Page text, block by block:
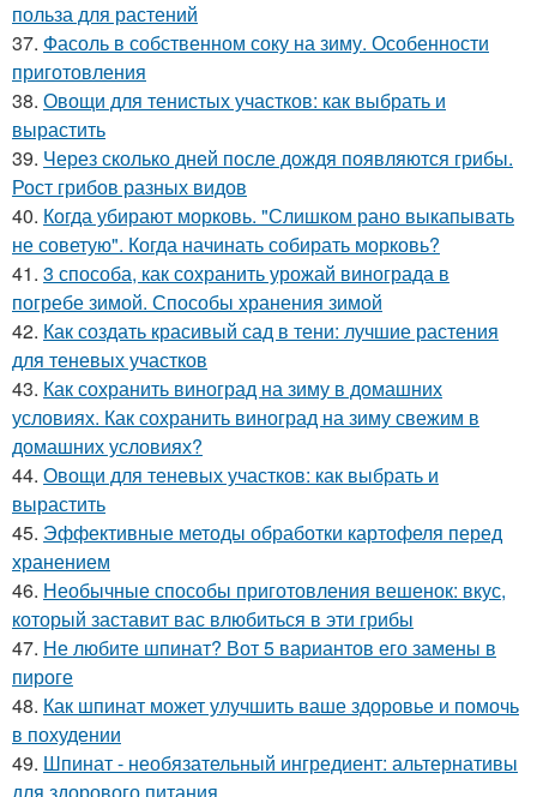
польза для растений
37. Фасоль в собственном соку на зиму. Особенности
приготовления
38. Овощи для тенистых участков: как выбрать и
вырастить
39. Через сколько дней после дождя появляются грибы.
Рост грибов разных видов
40. Когда убирают морковь. "Слишком рано выкапывать
не советую". Когда начинать собирать морковь?
41. 3 способа, как сохранить урожай винограда в
погребе зимой. Способы хранения зимой
42. Как создать красивый сад в тени: лучшие растения
для теневых участков
43. Как сохранить виноград на зиму в домашних
условиях. Как сохранить виноград на зиму свежим в
домашних условиях?
44. Овощи для теневых участков: как выбрать и
вырастить
45. Эффективные методы обработки картофеля перед
хранением
46. Необычные способы приготовления вешенок: вкус,
который заставит вас влюбиться в эти грибы
47. Не любите шпинат? Вот 5 вариантов его замены в
пироге
48. Как шпинат может улучшить ваше здоровье и помочь
в похудении
49. Шпинат - необязательный ингредиент: альтернативы